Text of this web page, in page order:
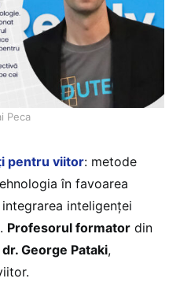
Peca
pentru viitor: metode
în favoarea
inteligenței
Profesorul formator din
dr. George Pataki,